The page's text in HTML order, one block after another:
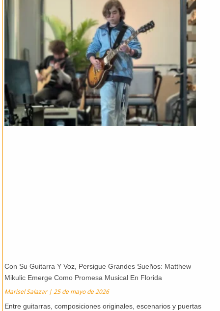
Con Su Guitarra Y Voz, Persigue Grandes Sueños: Matthew
Mikulic Emerge Como Promesa Musical En Florida
Marisel Salazar 25 de mayo de 2026
Entre guitarras, composiciones originales, escenarios y puertas